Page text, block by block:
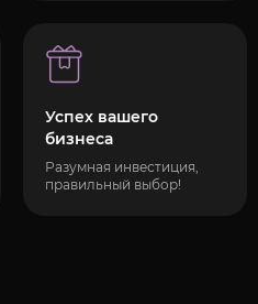
Успех вашего
бизнеса
Разумная инвестиция,
правильный выбор!